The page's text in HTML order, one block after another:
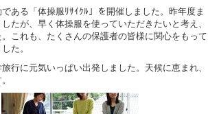
ある「体操服ﾘｻｲｸﾙ」を開催しました。昨年度ま
たが、早く体操服を使っていただきたいと考え、
これも、たくさんの保護者の皆様に関心をもって
た。
行に元気いっぱい出発しました。天候に恵まれ、